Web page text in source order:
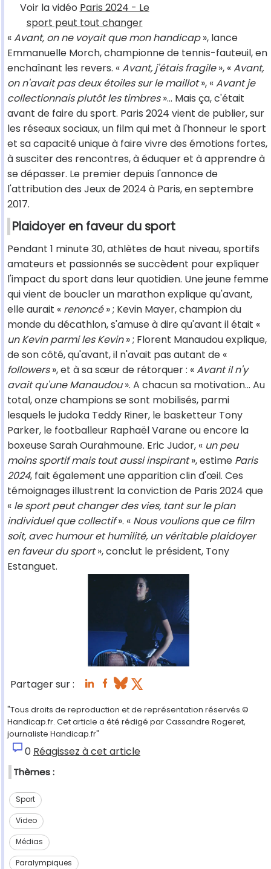
Voir la vidéo Paris 2024 - Le
sport peut tout changer
«Avant, on ne voyait que mon handicap», lance
Emmanuelle Morch, championne de tennis-fauteuil, en
enchaînant les revers. «Avant, j'étais fragile», «Avant,
on n'avait pas deux étoiles sur le maillot», «Avant je
collectionnais plutôt les timbres»… Mais ça, c'était
avant de faire du sport. Paris 2024 vient de publier, sur
les réseaux sociaux, un film qui met à l'honneur le sport
et sa capacité unique à faire vivre des émotions fortes,
à susciter des rencontres, à éduquer et à apprendre à
se dépasser. Le premier depuis l'annonce de
l'attribution des Jeux de 2024 à Paris, en septembre
2017.
Plaidoyer en faveur du sport
Pendant 1 minute 30, athlètes de haut niveau, sportifs
amateurs et passionnés se succèdent pour expliquer
l'impact du sport dans leur quotidien. Une jeune femme
qui vient de boucler un marathon explique qu'avant,
elle aurait « renoncé» ; Kevin Mayer, champion du
monde du décathlon, s'amuse à dire qu'avant il était «
un Kevin parmi les Kevin» ; Florent Manaudou explique,
de son côté, qu'avant, il n'avait pas autant de «
followers», et à sa sœur de rétorquer : «Avant il n'y
avait qu'une Manaudou». A chacun sa motivation… Au
total, onze champions se sont mobilisés, parmi
lesquels le judoka Teddy Riner, le basketteur Tony
Parker, le footballeur Raphaël Varane ou encore la
boxeuse Sarah Ourahmoune. Eric Judor, « un peu
moins sportif mais tout aussi inspirant», estime Paris
2024, fait également une apparition clin d'œil. Ces
témoignages illustrent la conviction de Paris 2024 que
« le sport peut changer des vies, tant sur le plan
individuel que collectif». « Nous voulions que ce film
soit, avec humour et humilité, un véritable plaidoyer
en faveur du sport», conclut le président, Tony
Estanguet.
Partager sur :
"Tous droits de reproduction et de représentation réservés.©
Handicap.fr. Cet article a été rédigé par Cassandre Rogeret,
journaliste Handicap.fr"
0 Réagissez à cet article
Thèmes :
Sport
Video
Médias
Paralympiques